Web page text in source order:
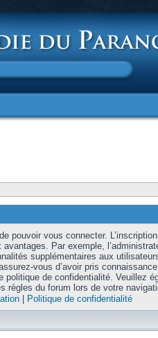
pouvoir vous connecter.
Par exemple,
supplémentaires aux
vous d’avoir pris
politique de confidentialité. Veuillez
règles du forum lors de votre
| Politique de confidentialité